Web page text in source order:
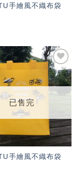
手繪風不織布袋
加入
「願
望輕
單」
已售完
手繪風不織布袋